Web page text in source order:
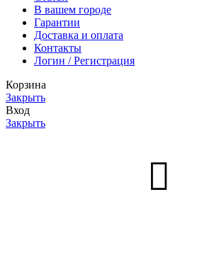
В вашем городе
Гарантии
Доставка и оплата
Контакты
Логин / Регистрация
Корзина
Закрыть
Вход
Закрыть